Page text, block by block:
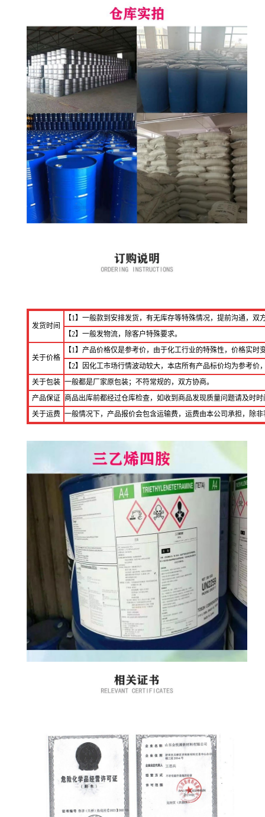
发货时间
【1】一般款到安排发货，有无库存等特殊情况，提前沟通，双
【2】一般发物流，除客户特殊要求。
关于价格
【1】产品价格仅是参考价，由于化工行业的特殊性，价格实时
【2】因化工市场行情波动较大，本店所有产品标价均为参考
关于包装 一般都是厂家原包装；不符常规的，双方协商。
产品保证 商品出库前都经过仓库检查，如收到商品发现质量问题请及时
关于运费 一般情况下，产品报价会包含运输费，运费由本公司承担，除